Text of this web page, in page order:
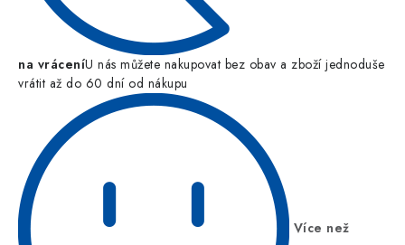
na vráceníU nás můžete nakupovat bez obav a zboží jednoduše
vrátit až do 60 dní od nákupu
Více než